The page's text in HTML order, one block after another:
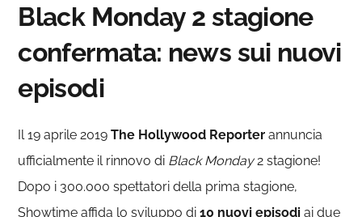
Black Monday 2 stagione
confermata: news sui nuovi
episodi
Il 19 aprile 2019The Hollywood Reporter annuncia
ufficialmente il rinnovo di Black Monday2 stagione!
Dopo i 300.000 spettatori della prima stagione,
Showtime affida lo sviluppo di10 nuovi episodi ai due